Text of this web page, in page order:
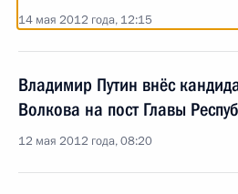
14 мая 2012 года, 12:15
Владимир Путин внёс
Волкова на пост Главы
12 мая 2012 года, 08:20